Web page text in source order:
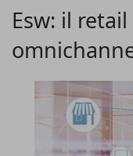
Esw: il
integrato